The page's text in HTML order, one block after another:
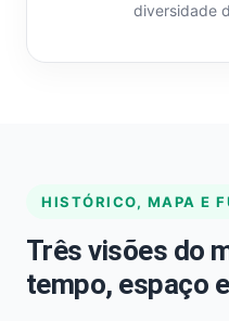
diversidade
HISTÓRICO, MAPA E
Três visões do
tempo, espaço